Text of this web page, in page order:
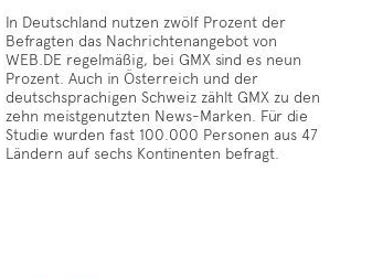
In Deutschland nutzen zwölf Prozent der
Befragten das Nachrichtenangebot von
WEB.DE regelmäßig, bei GMX sind es neun
Prozent. Auch in Österreich und der
deutschsprachigen Schweiz zählt GMX zu den
zehn meistgenutzten News-Marken. Für die
Studie wurden fast 100.000 Personen aus 47
Ländern auf sechs Kontinenten befragt.